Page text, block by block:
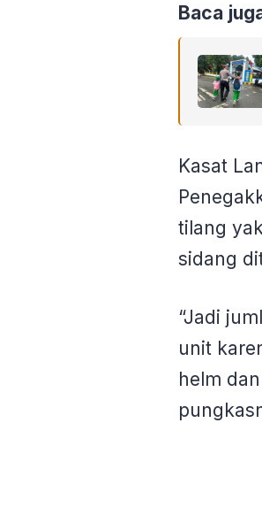
Baca
Kasat
tilang
sidang
“Jadi
unit
helm